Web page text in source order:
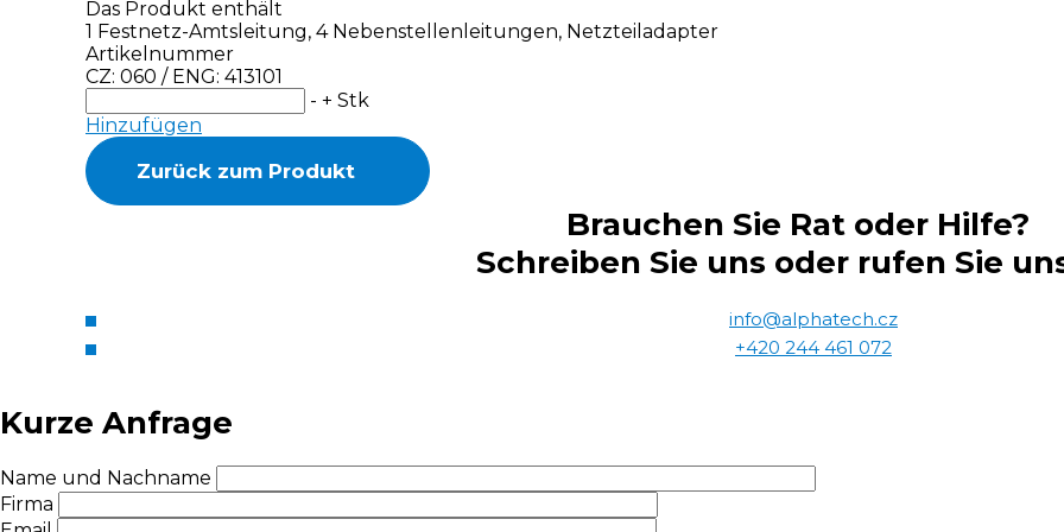
Das Produkt enthält
1 Festnetz-Amtsleitung, 4 Nebenstellenleitungen, Netzteiladapter
Artikelnummer
CZ: 060 / ENG: 413101
- + Stk
Hinzufügen
Zurück zum Produkt
Brauchen Sie Rat oder Hilfe?
Schreiben Sie uns oder rufen Sie
info@alphatech.cz
+420 244 461 072
Kurze Anfrage
Name und Nachname
Firma